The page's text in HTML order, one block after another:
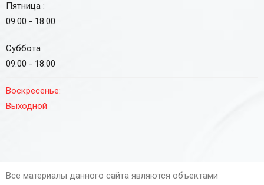
Пятница :
09.00 - 18.00
Суббота :
09.00 - 18.00
Воскресенье:
Выходной
Все материалы данного сайта являются объектами